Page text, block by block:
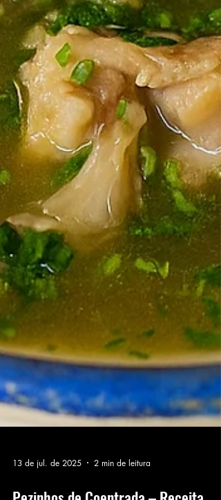
13 de jul. de 2025 2 min de leitura